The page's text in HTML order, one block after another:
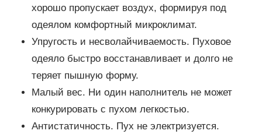
хорошо пропускает воздух, формируя под
одеялом комфортный микроклимат.
Упругость и несволайчиваемость. Пуховое
одеяло быстро восстанавливает и долго не
теряет пышную форму.
Малый вес. Ни один наполнитель не может
конкурировать с пухом легкостью.
Антистатичность. Пух не электризуется.